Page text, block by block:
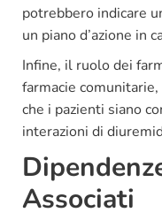
potrebbero indicare
un piano d’azione in
Infine, il ruolo dei
farmacie
che i pazienti siano
interazioni di
Associati